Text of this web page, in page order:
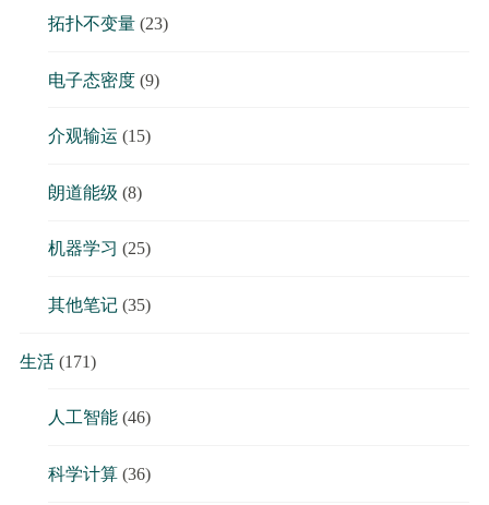
拓扑不变量(23)
电子态密度(9)
介观输运 (15)
朗道能级 (8)
机器学习 (25)
其他笔记(35)
生活(171)
人工智能(46)
科学计算(36)